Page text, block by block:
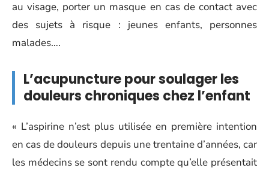
au visage, porter un masque en cas de contact avec
des sujets à risque : jeunes enfants, personnes
malades….
L’acupuncture pour soulager les
douleurs chroniques chez l’enfant
« L’aspirine n’est plus utilisée en première intention
en cas de douleurs depuis une trentaine d’années, car
les médecins se sont rendu compte qu’elle présentait